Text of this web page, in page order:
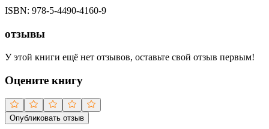
ISBN: 978-5-4490-4160-9
отзывы
У этой книги ещё нет отзывов, оставьте свой отзыв первым!
Оцените книгу
Опубликовать отзыв